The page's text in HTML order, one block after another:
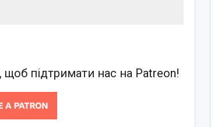
підтримати нас на Patreon!